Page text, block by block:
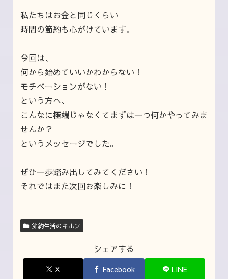
私たちはお金と同じくらい
時間の節約も心がけています。
今回は、
何から始めていいかわからない！
モチベーションがない！
という方へ、
こんなに極端じゃなくてまずは一つ何かやってみま
せんか？
というメッセージでした。
ぜひ一歩踏み出してみてください！
それではまた次回お楽しみに！
節約生活のキホン
シェアする
X Facebook LINE